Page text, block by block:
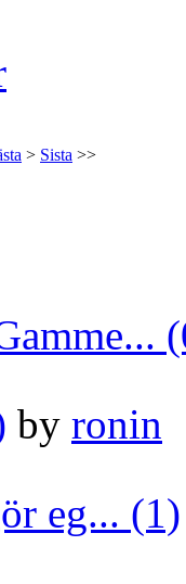
> Sista >>
by ronin
eg... (1)